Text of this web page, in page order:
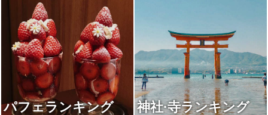
パフェランキング 神社·寺ランキング